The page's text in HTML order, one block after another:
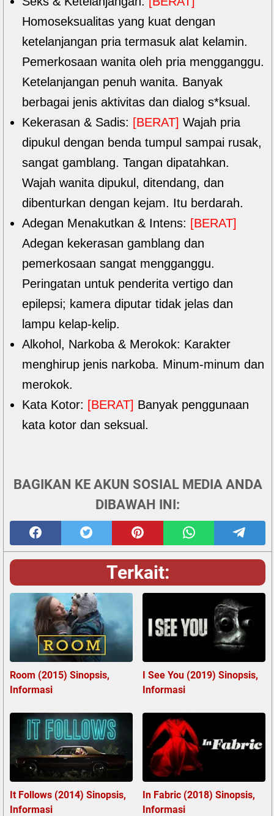
Homoseksualitas yang kuat dengan
ketelanjangan pria termasuk alat kelamin.
Pemerkosaan wanita oleh pria mengganggu.
Ketelanjangan penuh wanita. Banyak
berbagai jenis aktivitas dan dialog s*ksual.
Kekerasan & Sadis: [BERAT] Wajah pria
dipukul dengan benda tumpul sampai rusak,
sangat gamblang. Tangan dipatahkan.
Wajah wanita dipukul, ditendang, dan
dibenturkan dengan kejam. Itu berdarah.
Adegan Menakutkan & Intens: [BERAT]
Adegan kekerasan gamblang dan
pemerkosaan sangat mengganggu.
Peringatan untuk penderita vertigo dan
epilepsi; kamera diputar tidak jelas dan
lampu kelap-kelip.
Alkohol, Narkoba & Merokok: Karakter
menghirup jenis narkoba. Minum-minum dan
merokok.
Kata Kotor: [BERAT] Banyak penggunaan
kata kotor dan seksual.
BAGIKAN KE AKUN SOSIAL MEDIA ANDA
DIBAWAH INI:
Terkait:
Room (2015) Sinopsis,
Informasi
I See You (2019) Sinopsis,
Informasi
It Follows (2014) Sinopsis,
Informasi
In Fabric (2018) Sinopsis,
Informasi